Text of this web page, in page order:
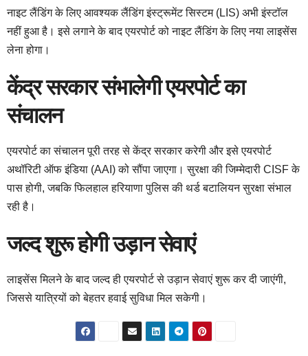
नाइट लैंडिंग के लिए आवश्यक लैंडिंग इंस्ट्रूमेंट सिस्टम (LIS) अभी इंस्टॉल
नहीं हुआ है। इसे लगाने के बाद एयरपोर्ट को नाइट लैंडिंग के लिए नया लाइसेंस
लेना होगा।
केंद्र सरकार संभालेगी एयरपोर्ट का
संचालन
एयरपोर्ट का संचालन पूरी तरह से केंद्र सरकार करेगी और इसे एयरपोर्ट
अथॉरिटी ऑफ इंडिया (AAI) को सौंपा जाएगा। सुरक्षा की जिम्मेदारी CISF के
पास होगी, जबकि फिलहाल हरियाणा पुलिस की थर्ड बटालियन सुरक्षा संभाल
रही है।
जल्द शुरू होगी उड़ान सेवाएं
लाइसेंस मिलने के बाद जल्द ही एयरपोर्ट से उड़ान सेवाएं शुरू कर दी जाएंगी,
जिससे यात्रियों को बेहतर हवाई सुविधा मिल सकेगी।